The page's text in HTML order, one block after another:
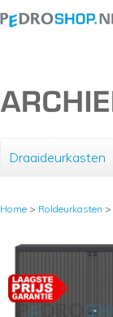
Draaideurkasten
Home > Roldeurkasten >